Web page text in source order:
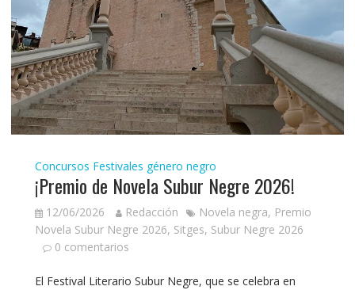
Concursos Festivales género negro
¡Premio de Novela Subur Negre 2026!
12/06/2026 Redacción Novela negra, Premio
Novela Subur Negre 2026, Sitges, Subur Negre 2026
0 comentarios
El Festival Literario Subur Negre, que se celebra en